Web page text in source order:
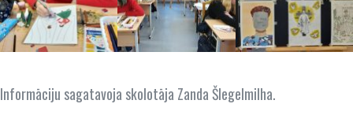
Informāciju sagatavoja skolotāja Zanda Šlegelmilha.